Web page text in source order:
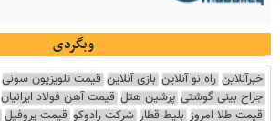
وبگردی
خبرآنلاین راه نو آنلاین بازی آنلاین قیمت تلویزیون سونی
جراح بینی گوشتی پرشین هتل قیمت آهن فولاد ایرانیان
قیمت طلا امروز بلیط قطار شرکت رادوکو قیمت پروفیل